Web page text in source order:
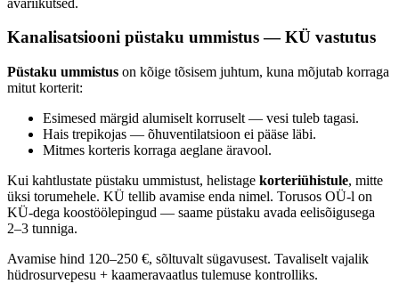
Kanalisatsiooni püstaku ummistus — KÜ vastutus
Püstaku ummistus on kõige tõsisem juhtum, kuna mõjutab korraga
mitut korterit:
Esimesed märgid alumiselt korruselt — vesi tuleb tagasi.
Hais trepikojas — õhuventilatsioon ei pääse läbi.
Mitmes korteris korraga aeglane äravool.
Kui kahtlustate püstaku ummistust, helistage korteriühistule, mitte
üksi torumehele. KÜ tellib avamise enda nimel. Torusos OÜ-l on
KÜ-dega koostöölepingud — saame püstaku avada eelisõigusega
2–3 tunniga.
Avamise hind 120–250 €, sõltuvalt sügavusest. Tavaliselt vajalik
hüdrosurvepesu + kaameravaatlus tulemuse kontrolliks.